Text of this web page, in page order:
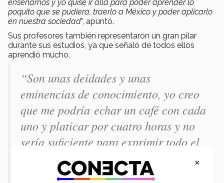
enseñarnos y yo quise ir allá para poder aprender lo
poquito que se pudiera, traerlo a México y poder aplicarlo
en nuestra sociedad”, apuntó.
Sus profesores también representaron un gran pilar
durante sus estudios, ya que señaló de todos ellos
aprendió mucho.
“Son unas deidades y unas
eminencias de conocimiento, yo creo
que me podría echar un café con cada
uno y platicar por cuatro horas y no
sería suficiente para exprimir todo el
conocimiento que ellos nos
transmiten”, dijo sobre sus maestros.
×